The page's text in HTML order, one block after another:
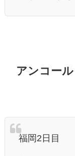
アンコール
福岡2日目